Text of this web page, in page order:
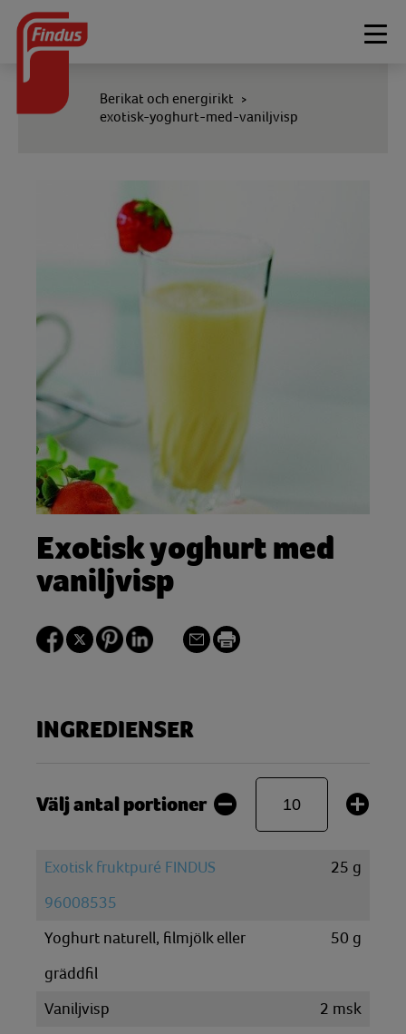
Berikat och energirikt >
exotisk-yoghurt-med-vaniljvisp
Exotisk yoghurt med
vaniljvisp
INGREDIENSER
Välj antal portioner
Exotisk fruktpuré FINDUS
96008535
25 g
Yoghurt naturell, filmjölk eller
gräddfil
50 g
Vaniljvisp 2 msk